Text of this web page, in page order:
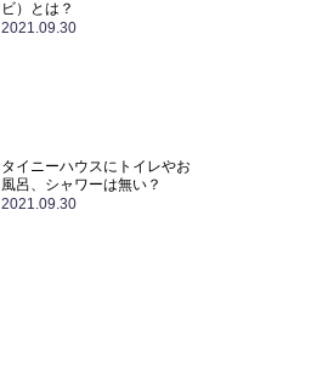
ビ）とは？
2021.09.30
タイニーハウスにトイレやお
風呂、シャワーは無い？
2021.09.30